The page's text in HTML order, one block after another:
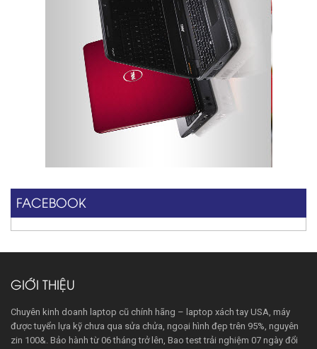
FACEBOOK
GIỚI THIỆU
Chuyên kinh doanh laptop cũ chính hãng – laptop xách tay USA, máy
được tuyển lựa kỹ chưa qua sửa chửa, ngoại hình đẹp trên 95%, nguyên
zin 100&. Bảo hành từ 06 tháng trở lên, Bao test trải nghiệm 07 ngày đổi